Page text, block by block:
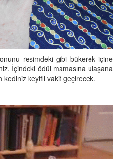
resimdeki gibi bükerek içine
İçindeki ödül mamasına ulaşana
keyifli vakit geçirecek.